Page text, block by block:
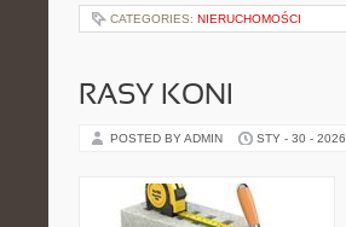
CATEGORIES: NIERUCHOMOŚCI
RASY KONI
POSTED BY ADMIN STY - 30 - 2026